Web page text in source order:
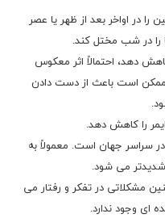
در اواخر بعد از ظهر یا عصر
در شب مختل کند.
دهد، احتمالاً اثر معکوس
است باعث از دست دادن
را کاهش دهد.
در سراسر جهان است. معمولاً به
می شود.
مشکلاتی در تفکر و رفتار می
ای وجود ندارد.